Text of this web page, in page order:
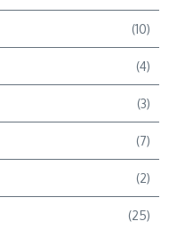
(10)
(4)
(3)
(7)
(2)
(25)